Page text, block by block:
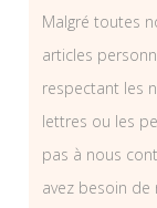
Malgré toutes
articles
respectant les
lettres ou les
pas à nous
avez besoin